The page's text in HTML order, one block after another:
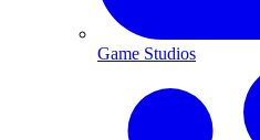
Game Studios